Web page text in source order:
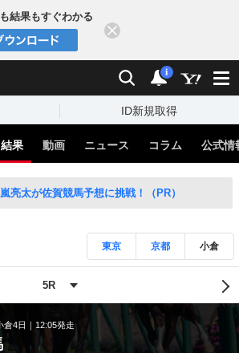
結果もすぐわかる
検索 通知
i
ID新規取得
果 動画 ニュース コラム 公式情
亮太が佐賀競馬予想に挑戦！（PR）
東京 京都 小倉
倉4日 12:05発走